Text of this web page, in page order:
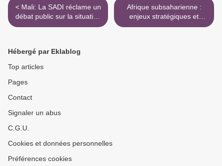
< Mali: La SADI réclame un
débat public sur la situation
dans le nord
Afrique subsaharienne :
enjeux stratégiques et
impératifs de sécurité >
Hébergé par Eklablog
Top articles
Pages
Contact
Signaler un abus
C.G.U.
Cookies et données personnelles
Préférences cookies